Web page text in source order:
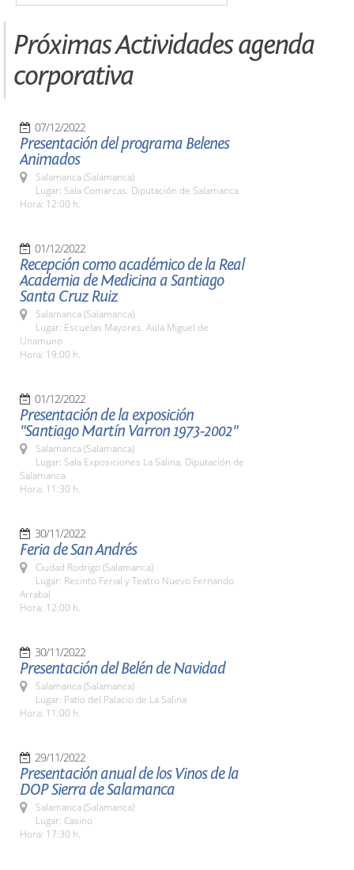
Próximas Actividades agenda
corporativa
07/12/2022
Presentación del programa Belenes
Animados
Salamanca (Salamanca)
Lugar: Sala Comarcas. Diputación de Salamanca
Hora: 12:00 h.
01/12/2022
Recepción como académico de la Real
Academia de Medicina a Santiago
Santa Cruz Ruiz
Salamanca (Salamanca)
Lugar: Escuelas Mayores. Aula Miguel de
Unamuno
Hora: 19:00 h.
01/12/2022
Presentación de la exposición
"Santiago Martín Varron 1973-2002"
Salamanca (Salamanca)
Lugar: Sala Exposiciones La Salina. Diputación de
Salamanca
Hora: 11:30 h.
30/11/2022
Feria de San Andrés
Ciudad Rodrigo (Salamanca)
Lugar: Recinto Ferial y Teatro Nuevo Fernando
Arrabal
Hora: 12:00 h.
30/11/2022
Presentación del Belén de Navidad
Salamanca (Salamanca)
Lugar: Patio del Palacio de La Salina
Hora: 11:00 h.
29/11/2022
Presentación anual de los Vinos de la
DOP Sierra de Salamanca
Salamanca (Salamanca)
Lugar: Casino
Hora: 17:30 h.